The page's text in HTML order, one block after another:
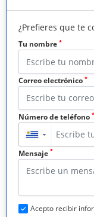
¿Prefieres que te
Tu nombre *
Correo electrónico *
Número de teléfono *
▼
Mensaje *
Acepto recibir